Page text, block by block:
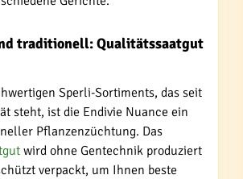
traditionell: Qualitätssaatgut
Sperli-Sortiments, das seit
steht, ist die Endivie Nuance ein
Pflanzenzüchtung. Das
wird ohne Gentechnik produziert
verpackt, um Ihnen beste